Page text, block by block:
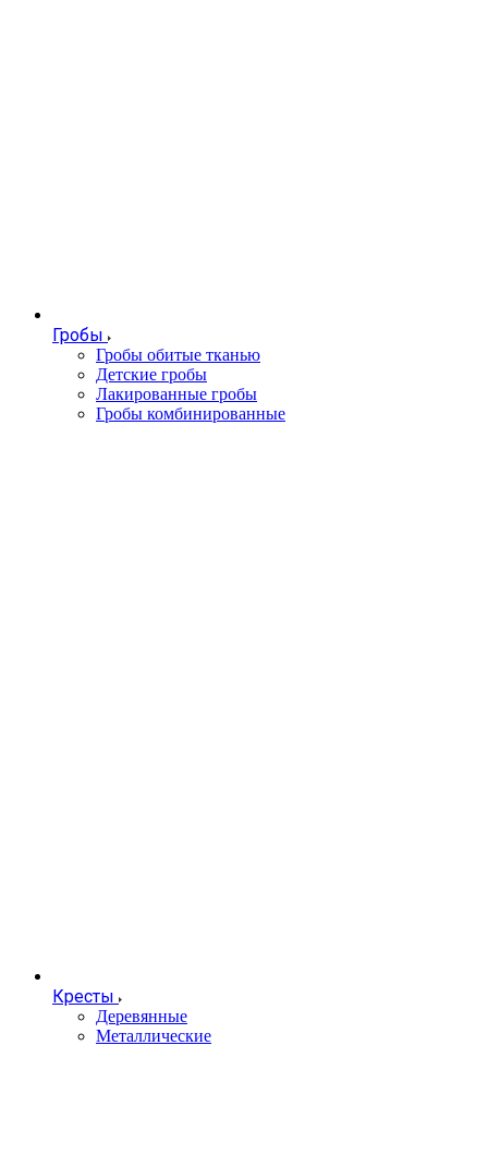
Гробы
Гробы обитые тканью
Детские гробы
Лакированные гробы
Гробы комбинированные
Кресты
Деревянные
Металлические